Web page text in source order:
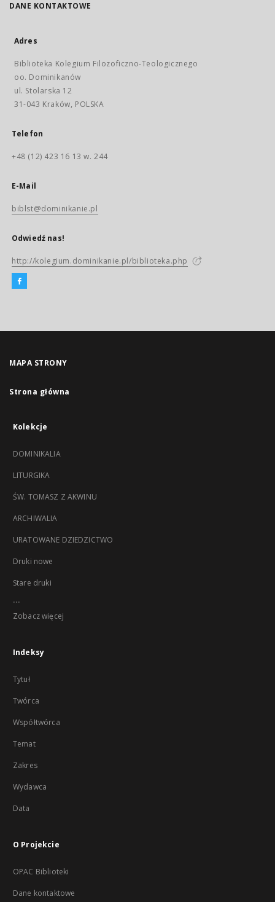
DANE KONTAKTOWE
Adres
Biblioteka Kolegium Filozoficzno-Teologicznego
oo. Dominikanów
ul. Stolarska 12
31-043 Kraków, POLSKA
Telefon
+48 (12) 423 16 13 w. 244
E-Mail
biblst@dominikanie.pl
Odwiedź nas!
http://kolegium.dominikanie.pl/biblioteka.php
MAPA STRONY
Strona główna
Kolekcje
DOMINIKALIA
LITURGIKA
ŚW. TOMASZ Z AKWINU
ARCHIWALIA
URATOWANE DZIEDZICTWO
Druki nowe
Stare druki
...
Zobacz więcej
Indeksy
Tytuł
Twórca
Współtwórca
Temat
Zakres
Wydawca
Data
O Projekcie
OPAC Biblioteki
Dane kontaktowe